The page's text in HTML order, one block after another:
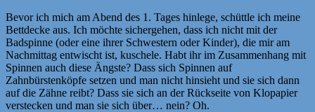
Bevor ich mich am Abend des 1. Tages hinlege, schüttle ich meine
Bettdecke aus. Ich möchte sichergehen, dass ich nicht mit der
Badspinne (oder eine ihrer Schwestern oder Kinder), die mir am
Nachmittag entwischt ist, kuschele. Habt ihr im Zusammenhang mit
Spinnen auch diese Ängste? Dass sich Spinnen auf
Zahnbürstenköpfe setzen und man nicht hinsieht und sie sich dann
auf die Zähne reibt? Dass sie sich an der Rückseite von Klopapier
verstecken und man sie sich über… nein? Oh.